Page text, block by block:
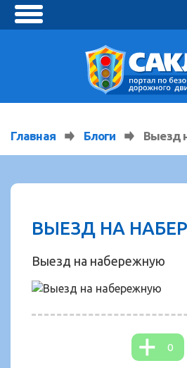
toggle
Главная Блоги Выезд
ВЫЕЗД НА
Выезд на набережную
0